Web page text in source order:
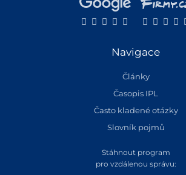
Navigace
Články
Časopis IPL
Často kladené otázky
Slovník pojmů
Stáhnout program
pro vzdálenou správu: